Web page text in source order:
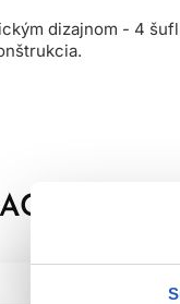
dizajnom - 4